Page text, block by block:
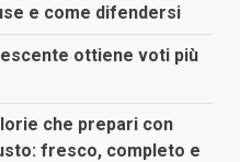
e come difendersi
ottiene voti più
che prepari con
fresco, completo e